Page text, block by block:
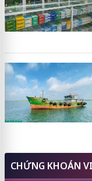
CHỨNG KHOÁN